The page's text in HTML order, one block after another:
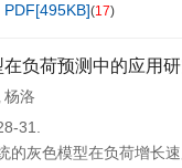
PDF[495KB](17)
负荷预测中的应用
, 杨洛
31.
的灰色模型在负荷增长